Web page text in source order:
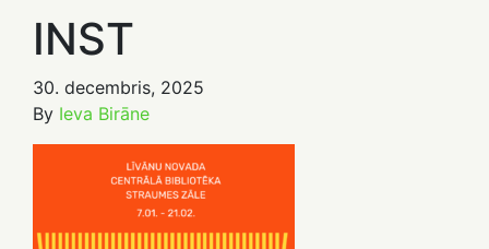
INST
30. decembris, 2025
By Ieva Birāne